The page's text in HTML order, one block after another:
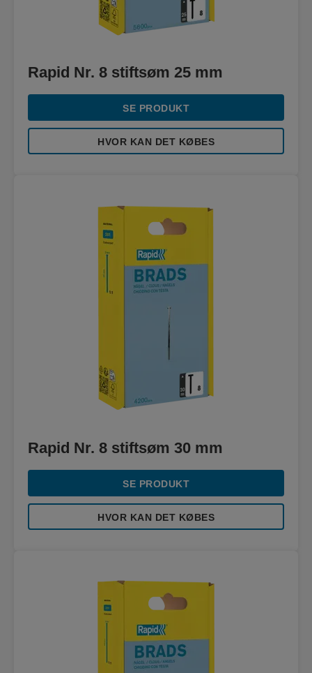
Rapid Nr. 8 stiftsøm 25 mm
SE PRODUKT
HVOR KAN DET KØBES
Rapid Nr. 8 stiftsøm 30 mm
SE PRODUKT
HVOR KAN DET KØBES